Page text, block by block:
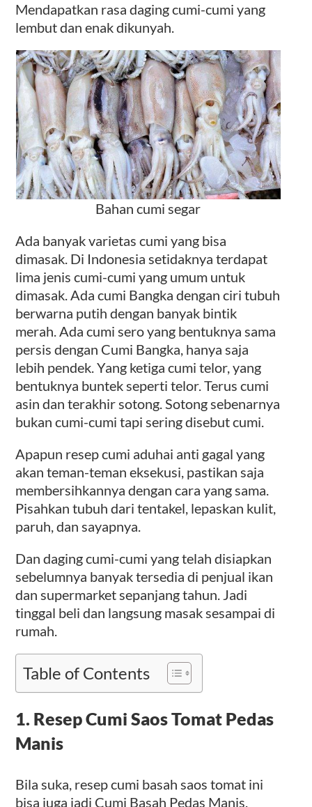
Mendapatkan rasa daging cumi-cumi yang
lembut dan enak dikunyah.
Bahan cumi segar
Ada banyak varietas cumi yang bisa
dimasak. Di Indonesia setidaknya terdapat
lima jenis cumi-cumi yang umum untuk
dimasak. Ada cumi Bangka dengan ciri tubuh
berwarna putih dengan banyak bintik
merah. Ada cumi sero yang bentuknya sama
persis dengan Cumi Bangka, hanya saja
lebih pendek. Yang ketiga cumi telor, yang
bentuknya buntek seperti telor. Terus cumi
asin dan terakhir sotong. Sotong sebenarnya
bukan cumi-cumi tapi sering disebut cumi.
Apapun resep cumi aduhai anti gagal yang
akan teman-teman eksekusi, pastikan saja
membersihkannya dengan cara yang sama.
Pisahkan tubuh dari tentakel, lepaskan kulit,
paruh, dan sayapnya.
Dan daging cumi-cumi yang telah disiapkan
sebelumnya banyak tersedia di penjual ikan
dan supermarket sepanjang tahun. Jadi
tinggal beli dan langsung masak sesampai di
rumah.
Table of Contents
1. Resep Cumi Saos Tomat Pedas
Manis
Bila suka, resep cumi basah saos tomat ini
bisa juga jadi Cumi Basah Pedas Manis.